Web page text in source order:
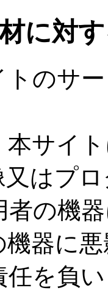
に対
トのサ
本サイ
はプ
者の機
器に
任を負